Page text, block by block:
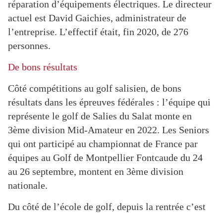
réparation d’équipements électriques. Le directeur
actuel est David Gaichies, administrateur de
l’entreprise. L’effectif était, fin 2020, de 276
personnes.
De bons résultats
Côté compétitions au golf salisien, de bons
résultats dans les épreuves fédérales : l’équipe qui
représente le golf de Salies du Salat monte en
3ème division Mid-Amateur en 2022. Les Seniors
qui ont participé au championnat de France par
équipes au Golf de Montpellier Fontcaude du 24
au 26 septembre, montent en 3ème division
nationale.
Du côté de l’école de golf, depuis la rentrée c’est